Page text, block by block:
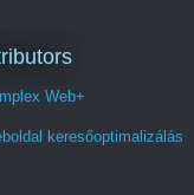
Web+
keresőoptimalizálás